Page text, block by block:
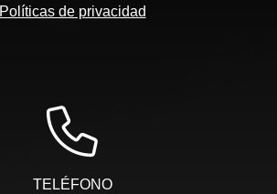
Políticas de privacidad
TELÉFONO